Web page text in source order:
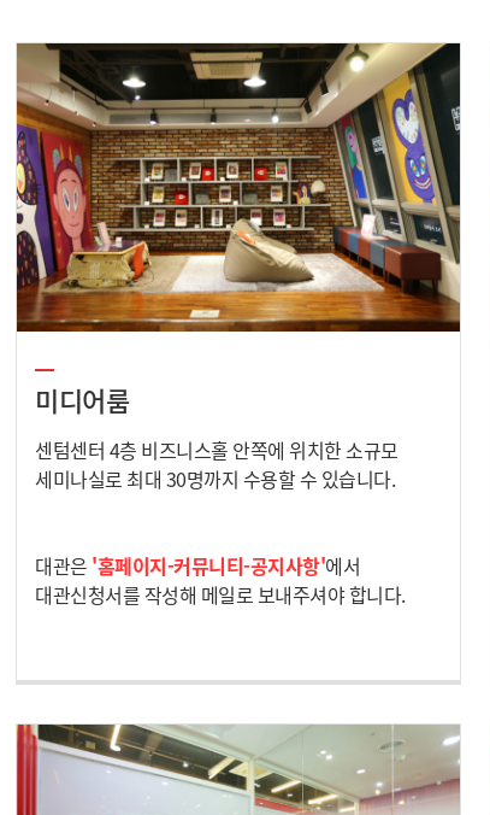
미디어룸
센텀센터 4층 비즈니스홀 안쪽에 위치한 소규모
세미나실로 최대 30명까지 수용할 수 있습니다.
대관은 '홈페이지-커뮤니티-공지사항'에서
대관신청서를 작성해 메일로 보내주셔야 합니다.